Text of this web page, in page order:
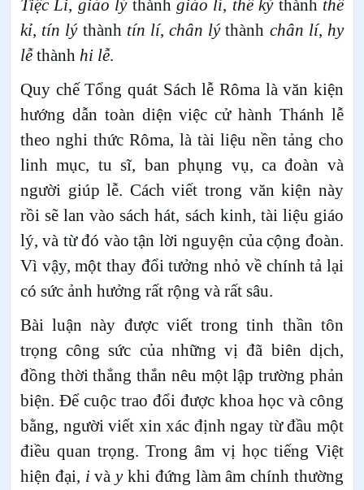
Tiệc Li, giáo lýthành giáo lí, thế kỷthành thế
kỉ, tín lýthành tín lí,chân lýthành chân lí, hy
lễthành hi lễ.
Quy chế Tổng quát Sách lễ Rôma là văn kiện
hướng dẫn toàn diện việc cử hành Thánh lễ
theo nghi thức Rôma, là tài liệu nền tảng cho
linh mục, tu sĩ, ban phụng vụ, ca đoàn và
người giúp lễ. Cách viết trong văn kiện này
rồi sẽ lan vào sách hát, sách kinh, tài liệu giáo
lý, và từ đó vào tận lời nguyện của cộng đoàn.
Vì vậy, một thay đổi tưởng nhỏ về chính tả lại
có sức ảnh hưởng rất rộng và rất sâu.
Bài luận này được viết trong tinh thần tôn
trọng công sức của những vị đã biên dịch,
đồng thời thẳng thắn nêu một lập trường phản
biện. Để cuộc trao đổi được khoa học và công
bằng, người viết xin xác định ngay từ đầu một
điều quan trọng. Trong âm vị học tiếng Việt
hiện đại, ivàykhi đứng làm âm chính thường